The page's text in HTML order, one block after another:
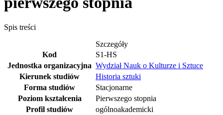
Spis treści
Szczegóły
Kod
S1-HS
Jednostka organizacyjna Wydział Nauk o Kulturze i Sztuce
Kierunek studiów
Historia sztuki
Forma studiów
Stacjonarne
Poziom kształcenia
Pierwszego stopnia
Profil studiów
ogólnoakademicki